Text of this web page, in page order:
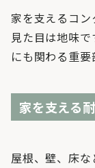
家を支えるコン
見た目は地味
にも関わる重要
家を支える
屋根、壁、床